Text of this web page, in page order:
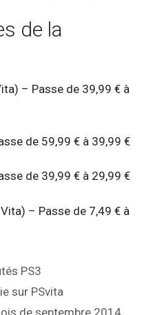
de la
– Passe de 39,99 € à
de 59,99 € à 39,99 €
de 39,99 € à 29,99 €
– Passe de 7,49 € à
PS3
sur PSvita
de septembre 2014